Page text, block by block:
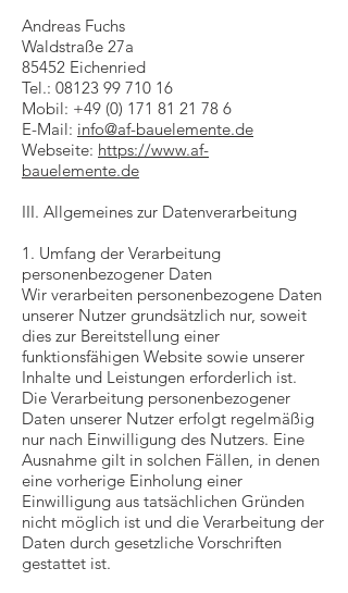
Andreas Fuchs
Waldstraße 27a
85452 Eichenried
Tel.: 08123 99 710 16
Mobil: +49 (0) 171 81 21 78 6
E-Mail: info@af-bauelemente.de
Webseite: https://www.af-
bauelemente.de
III. Allgemeines zur Datenverarbeitung
1. Umfang der Verarbeitung
personenbezogener Daten
Wir verarbeiten personenbezogene Daten
unserer Nutzer grundsätzlich nur, soweit
dies zur Bereitstellung einer
funktionsfähigen Website sowie unserer
Inhalte und Leistungen erforderlich ist.
Die Verarbeitung personenbezogener
Daten unserer Nutzer erfolgt regelmäßig
nur nach Einwilligung des Nutzers. Eine
Ausnahme gilt in solchen Fällen, in denen
eine vorherige Einholung einer
Einwilligung aus tatsächlichen Gründen
nicht möglich ist und die Verarbeitung der
Daten durch gesetzliche Vorschriften
gestattet ist.